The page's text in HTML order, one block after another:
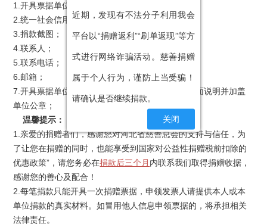
近期，发现有不法分子利用我会
平台以“捐赠返利”“刷单返现”等方
式进行网络诈骗活动。慈善捐赠
属于个人行为，谨防上当受骗！
请确认是否继续捐款。
关闭
1.开具票据单位名称；
2.统一社会信用代码；
3.捐款截图；
4.联系人；
5.联系电话；
6.邮箱；
7.开具票据单位名称和捐款截图不一致，须提供书面说明并加盖
单位公章；
温馨提示：
1. 亲爱的捐赠者们，感谢您对河北省慈善总会的支持与信任，为
了让您在捐赠的同时，也能享受到国家对公益性捐赠税前扣除的
优惠政策” ，请您务必在捐款后三个月 内联系我们取得捐赠收据，
感谢您的善心及配合！
2.每笔捐款只能开具一次捐赠票据，申领发票人请提供本人或本
单位捐款的真实材料。如冒用他人信息申领票据的，将承担相关
法律责任。